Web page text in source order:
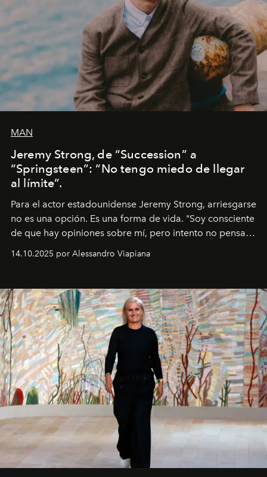
MAN
Jeremy Strong, de “Succession” a
“Springsteen”: “No tengo miedo de llegar
al límite”.
Para el actor estadounidense Jeremy Strong, arriesgarse
no es una opción. Es una forma de vida. "Soy consciente
de que hay opiniones sobre mí, pero intento no pensar
pérdida de tiempo", afirma.
14.10.2025 por Alessandro Viapiana